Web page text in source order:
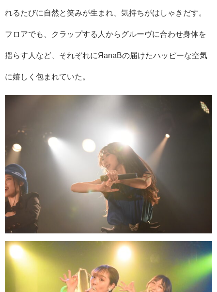
れるたびに自然と笑みが生まれ、気持ちがはしゃきだす。
フロアでも、クラップする人からグルーヴに合わせ身体を
揺らす人など、それぞれにЯanaBの届けたハッピーな空気
に嬉しく包まれていた。